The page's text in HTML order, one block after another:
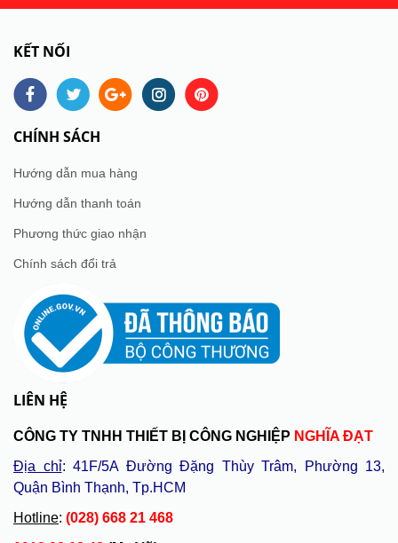
KẾT NỐI
CHÍNH SÁCH
Hướng dẫn mua hàng
Hướng dẫn thanh toán
Phương thức giao nhận
Chính sách đổi trả
LIÊN HỆ
CÔNG TY TNHH THIẾT BỊ CÔNG NGHIỆP NGHĨA ĐẠT
Địa chỉ: 41F/5A Đường Đặng Thùy Trâm, Phường 13,
Quận Bình Thạnh, Tp.HCM
Hotline: (028) 668 21 468